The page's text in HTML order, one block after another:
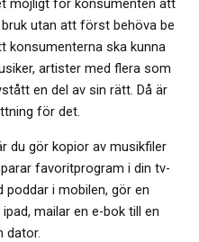
möjligt för konsumenten att
utan att först behöva be
konsumenterna ska kunna
artister med flera som
en del av sin rätt. Då är
för det.
du gör kopior av musikfiler
favoritprogram i din tv-
poddar i mobilen, gör en
mailar en e-bok till en
dator.